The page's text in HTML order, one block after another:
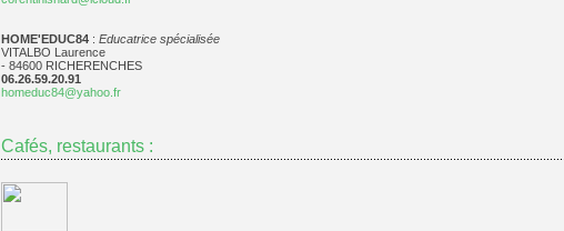
HOME'EDUC84 : Educatrice spécialisée
VITALBO Laurence
- 84600 RICHERENCHES
06.26.59.20.91
homeduc84@yahoo.fr
Cafés, restaurants :